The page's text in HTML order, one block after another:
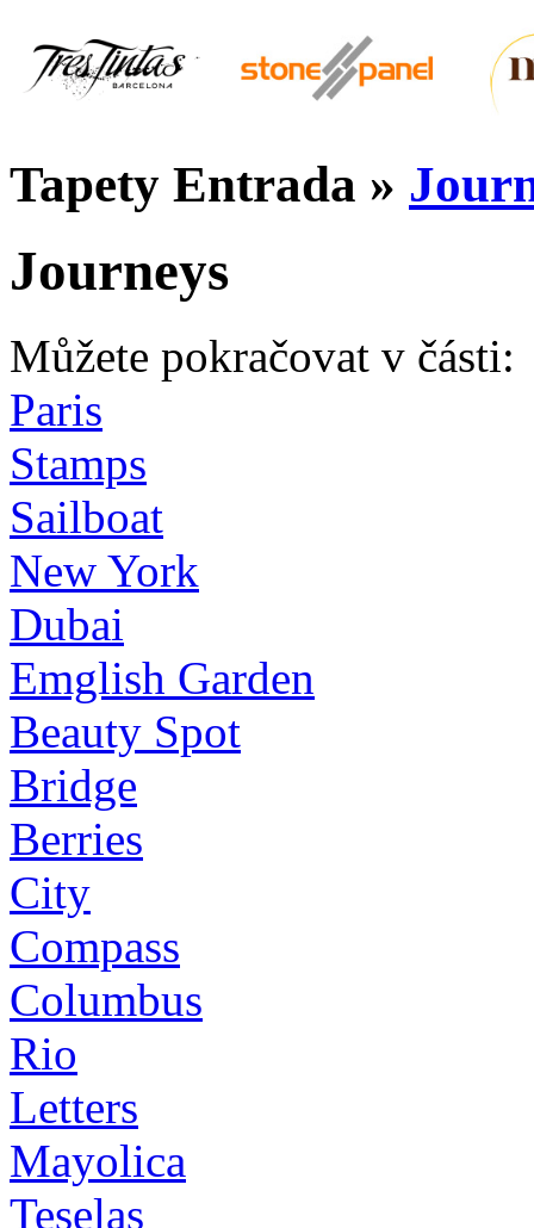
Tapety Entrada »
Journeys
Můžete pokračovat v části:
Paris
Stamps
Sailboat
New York
Dubai
Emglish Garden
Beauty Spot
Bridge
Berries
City
Compass
Columbus
Rio
Letters
Mayolica
Teselas